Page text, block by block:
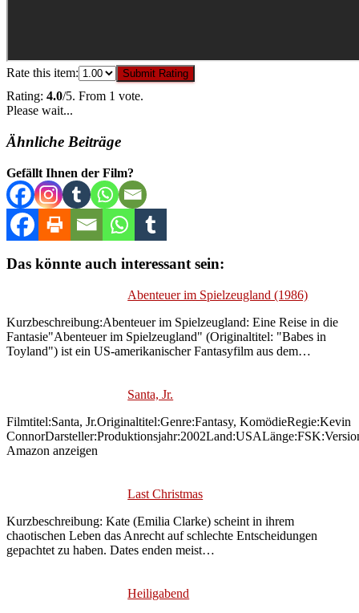
Rate this item: Submit Rating
Rating: 4.0/5. From 1 vote.
Please wait...
Ähnliche Beiträge
Gefällt Ihnen der Film?
Das könnte auch interessant sein:
Abenteuer im Spielzeugland (1986)
Kurzbeschreibung:Abenteuer im Spielzeugland: Eine Reise in die
Fantasie"Abenteuer im Spielzeugland" (Originaltitel: "Babes in
Toyland") ist ein US-amerikanischer Fantasyfilm aus dem…
Santa, Jr.
Filmtitel:Santa, Jr.Originaltitel:Genre:Fantasy, KomödieRegie:Kevin
Amazon anzeigen
Last Christmas
Kurzbeschreibung: Kate (Emilia Clarke) scheint in ihrem
chaotischen Leben das Anrecht auf schlechte Entscheidungen
gepachtet zu haben. Dates enden meist…
Heiligabend